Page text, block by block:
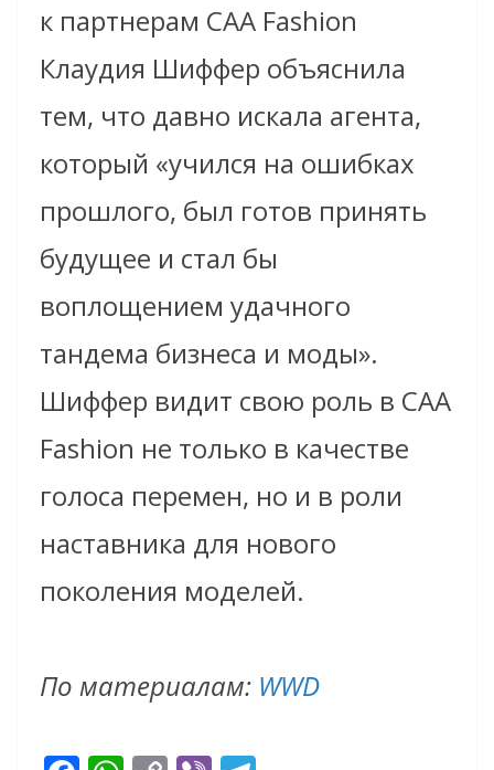
к партнерам CAA Fashion
Клаудия Шиффер объяснила
тем, что давно искала агента,
который «учился на ошибках
прошлого, был готов принять
будущее и стал бы
воплощением удачного
тандема бизнеса и моды».
Шиффер видит свою роль в CAA
Fashion не только в качестве
голоса перемен, но и в роли
наставника для нового
поколения моделей.
По материалам: WWD